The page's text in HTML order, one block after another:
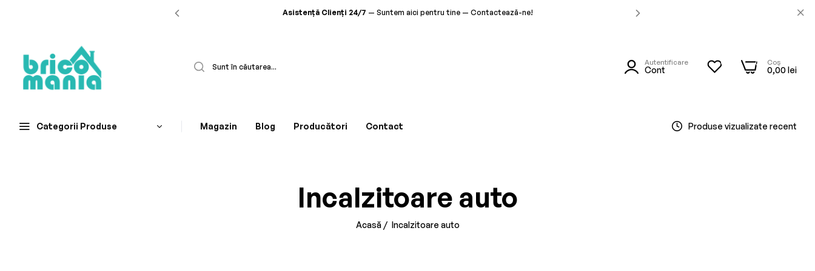
Asistență Clienți 24/7 — Suntem aici pentru tine — Contactează-ne!
Calitate Garantată — Produse premium pentru tine — Descoperă colecția!
Autentificare
Cont
0 Coș
0,00 lei
0
Categorii Produse Magazin Blog Producători Contact Produse vizualizate recent
Incalzitoare auto
Acasă / Incalzitoare auto